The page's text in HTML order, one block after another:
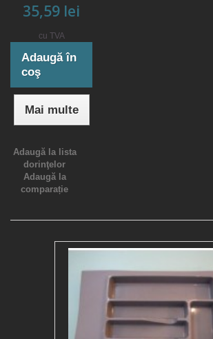
35,59 lei
cu TVA
Adaugă în
coş
Mai multe
Adaugă la lista
dorinţelor
Adaugă la
comparație